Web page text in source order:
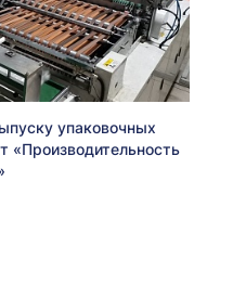
упаковочных
«Производительность